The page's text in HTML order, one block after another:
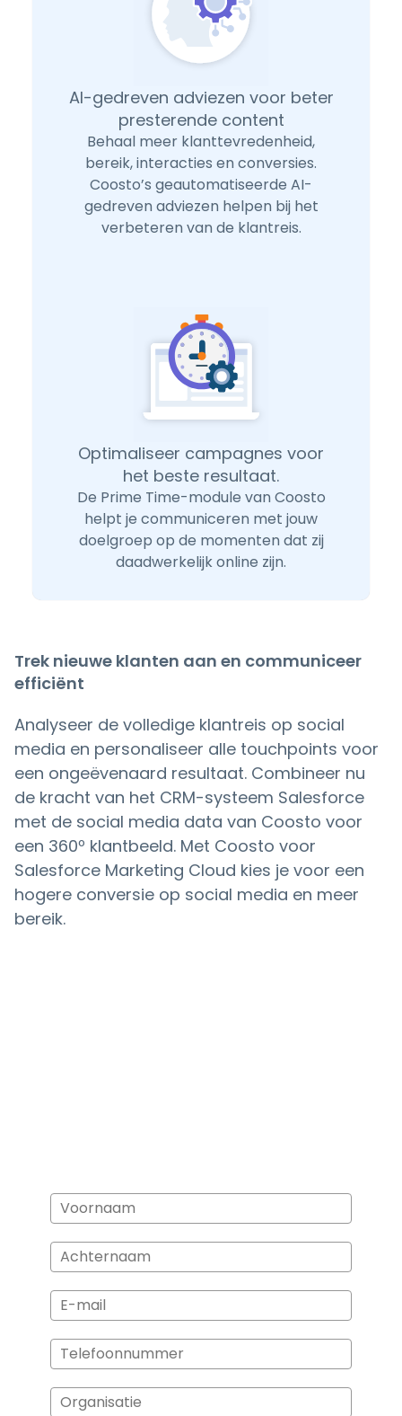
AI-gedreven adviezen voor beter
presterende content
Behaal meer klanttevredenheid,
bereik, interacties en conversies.
Coosto’s geautomatiseerde AI-
gedreven adviezen helpen bij het
verbeteren van de klantreis.
Optimaliseer campagnes voor
het beste resultaat.
De Prime Time-module van Coosto
helpt je communiceren met jouw
doelgroep op de momenten dat zij
daadwerkelijk online zijn.
Trek nieuwe klanten aan en communiceer
efficiënt
Analyseer de volledige klantreis op social
media en personaliseer alle touchpoints voor
een ongeëvenaard resultaat. Combineer nu
de kracht van het CRM-systeem Salesforce
met de social media data van Coosto voor
een 360º klantbeeld. Met Coosto voor
Salesforce Marketing Cloud kies je voor een
hogere conversie op social media en meer
bereik.